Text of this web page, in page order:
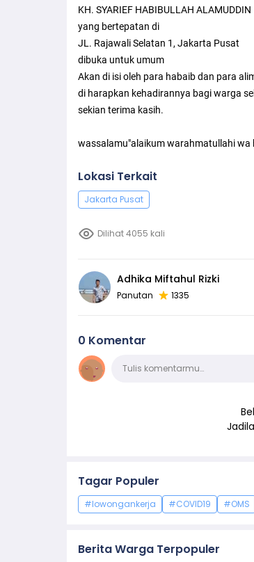
KH. SYARIEF HABIBULLAH ALAMUDDIN
yang bertepatan di
JL. Rajawali Selatan 1, Jakarta Pusat
dibuka untuk umum
Akan di isi oleh para habaib dan para
di harapkan kehadirannya bagi warga
sekian terima kasih.
wassalamu"alaikum warahmatullahi wa
Lokasi Terkait
Jakarta Pusat
Dilihat 4055 kali
Adhika Miftahul Rizki
Panutan 1335
0 Komentar
KomentarTulis komentarmu…
Tagar Populer
#lowongankerja #COVID19 #OMS
Berita Warga Terpopuler